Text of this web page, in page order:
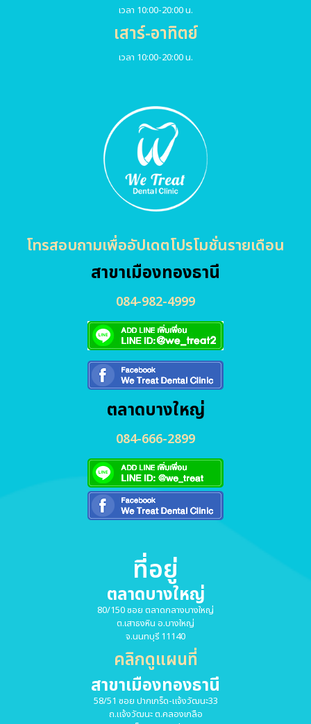
เวลา 10:00-20:00 น.
เสาร์-อาทิตย์
เวลา 10:00-20:00 น.
โทรสอบถามเพื่ออัปเดตโปรโมชั่นรายเดือน
สาขาเมืองทองธานี
084-982-4999
ตลาดบางใหญ่
084-666-2899
ที่อยู่
ตลาดบางใหญ่
80/150 ซอย ตลาดกลางบางใหญ่
ต.เสาธงหิน อ.บางใหญ่
จ.นนทบุรี 11140
คลิกดูแผนที่
สาขาเมืองทองธานี
58/51 ซอย ปากเกร็ด-แจ้งวัฒนะ33
ถ.แจ้งวัฒนะ ต.คลองเกลือ